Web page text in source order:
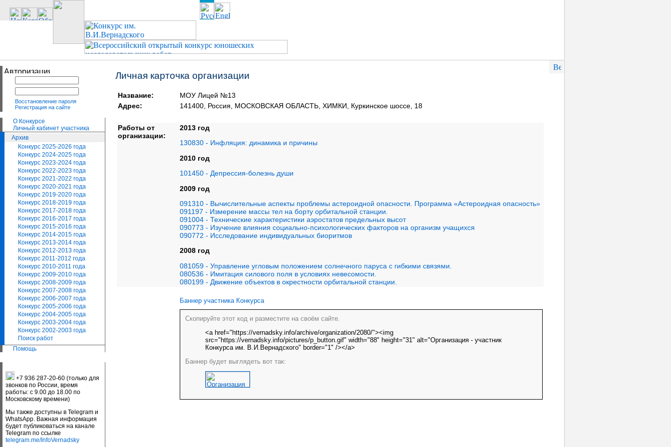
Восстановление пароля
Регистрация на сайте
О Конкурсе
Личный кабинет участника
Архив
Конкурс 2025-2026 года
Конкурс 2024-2025 года
Конкурс 2023-2024 года
Конкурс 2022-2023 года
Конкурс 2021-2022 года
Конкурс 2020-2021 года
Конкурс 2019-2020 года
Конкурс 2018-2019 года
Конкурс 2017-2018 года
Конкурс 2016-2017 года
Конкурс 2015-2016 года
Конкурс 2014-2015 года
Конкурс 2013-2014 года
Конкурс 2012-2013 года
Конкурс 2011-2012 года
Конкурс 2010-2011 года
Конкурс 2009-2010 года
Конкурс 2008-2009 года
Конкурс 2007-2008 года
Конкурс 2006-2007 года
Конкурс 2005-2006 года
Конкурс 2004-2005 года
Конкурс 2003-2004 года
Конкурс 2002-2003 года
Поиск работ
Помощь
+7 936 287-20-60 (только для
звонков по России, время
работы: с 9.00 до 18.00 по
Московскому времени)
Мы также доступны в Telegram и
WhatsApp. Важная информация
будет публиковаться на канале
Telegram по ссылке
telegram.me/InfoVernadsky
Личная карточка организации
Название:
МОУ Лицей №13
Адрес:
141400, Россия, МОСКОВСКАЯ ОБЛАСТЬ, ХИМКИ, Куркинское шоссе, 18
Работы от
организации:
2013 год
130830 - Инфляция: динамика и причины
2010 год
101450 - Депрессия-болезнь души
2009 год
091310 - Вычислительные аспекты проблемы астероидной опасности. Программа «Астероидная опасность»
091197 - Измерение массы тел на борту орбитальной станции.
091004 - Технические характеристики аэростатов предельных высот
090773 - Изучение влияния социально-психологических факторов на организм учащихся
090772 - Исследование индивидуальных биоритмов
2008 год
081059 - Управление угловым положением солнечного паруса с гибкими связями.
080536 - Имитация силового поля в условиях невесомости.
080199 - Движение объектов в окрестности орбитальной станции.
Баннер участника Конкурса
Скопируйте этот код и разместите на своём сайте.
<a href="https://vernadsky.info/archive/organization/2080/"><img
src="https://vernadsky.info/pictures/p_button.gif" width="88" height="31" alt="Организация - участник
Конкурса им. В.И.Вернадского" border="1" /></a>
Баннер будет выглядеть вот так: